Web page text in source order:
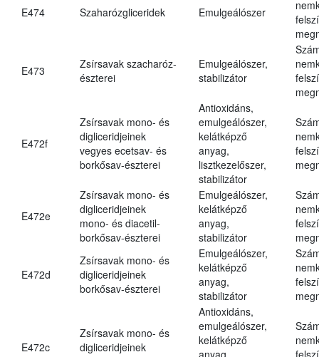
E474 Szaharózgliceridek Emulgeálószer
E473
Zsírsavak szacharóz-
észterei
Emulgeálószer,
stabilizátor
E472f
Zsírsavak mono- és
digliceridjeinek
vegyes ecetsav- és
borkősav-észterei
Antioxidáns,
emulgeálószer,
kelátképző
anyag,
lisztkezelőszer,
stabilizátor
E472e
Zsírsavak mono- és
digliceridjeinek
mono- és diacetil-
borkősav-észterei
Emulgeálószer,
kelátképző
anyag,
stabilizátor
E472d
Zsírsavak mono- és
digliceridjeinek
borkősav-észterei
Emulgeálószer,
kelátképző
anyag,
stabilizátor
E472c
Zsírsavak mono- és
digliceridjeinek
Antioxidáns,
emulgeálószer,
kelátképző
anyag,